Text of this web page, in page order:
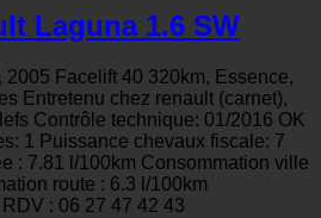
Laguna 1.6 SW
2005 Facelift 40 320km, Essence,
Entretenu chez renault (carnet),
Contrôle technique: 01/2016 OK
1 Puissance chevaux fiscale: 7
: 7.81 l/100km Consommation ville
route : 6.3 l/100km
: 06 27 47 42 43